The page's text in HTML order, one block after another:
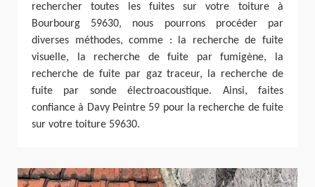
rechercher toutes les fuites sur votre toiture à
Bourbourg 59630, nous pourrons procéder par
diverses méthodes, comme : la recherche de fuite
visuelle, la recherche de fuite par fumigène, la
recherche de fuite par gaz traceur, la recherche de
fuite par sonde électroacoustique. Ainsi, faites
confiance à Davy Peintre 59 pour la recherche de fuite
sur votre toiture 59630.